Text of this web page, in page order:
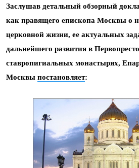
Заслушав детальный обзорный
как правящего епископа Москвы о
церковной жизни, ее актуальных
дальнейшего развития в
ставропигиальных монастырях,
Москвы постановляет: